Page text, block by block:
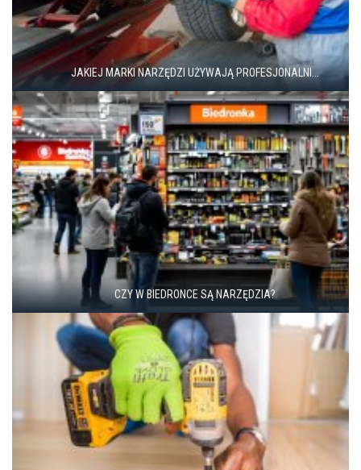
JAKIEJ MARKI NARZĘDZI UŻYWAJĄ PROFESJONALNI...
CZY W BIEDRONCE SĄ NARZĘDZIA?